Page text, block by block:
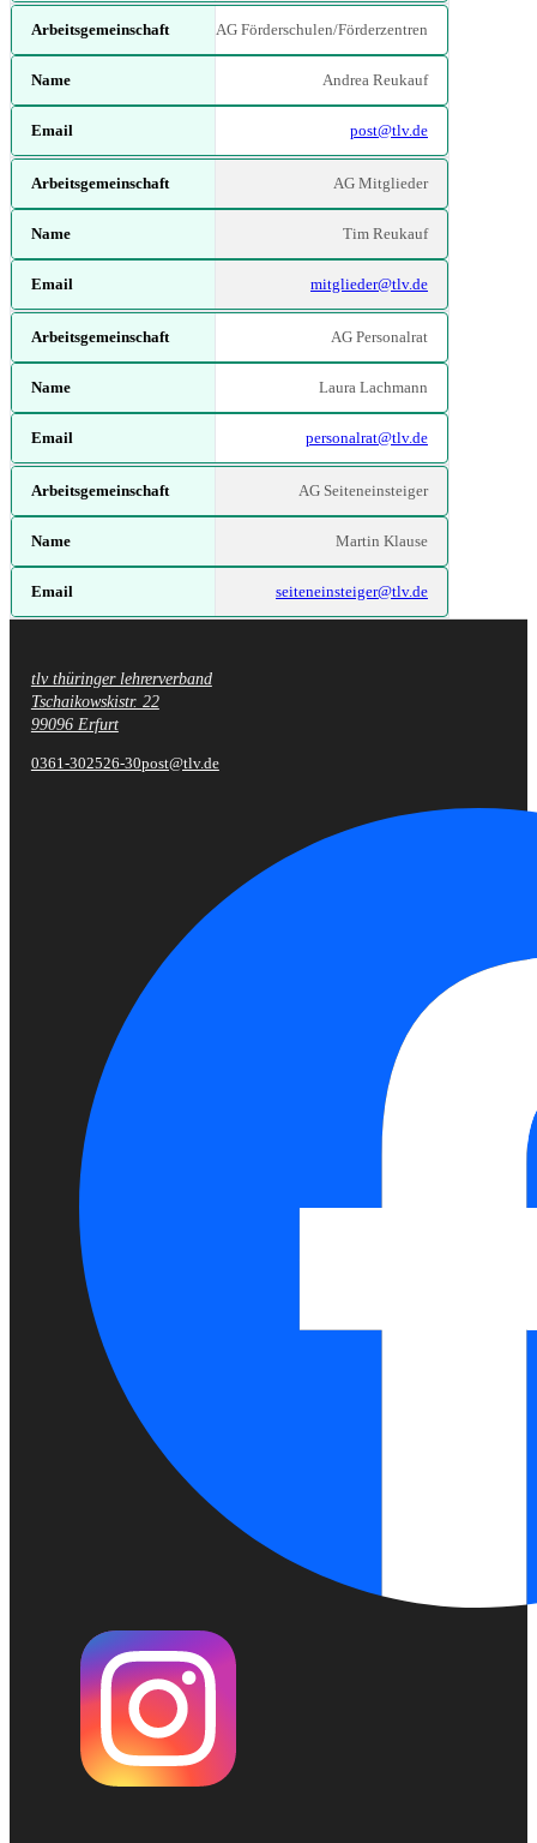
AG Förderschulen/Förderzentren
Andrea Reukauf
post@tlv.de
AG Mitglieder
Tim Reukauf
mitglieder@tlv.de
AG Personalrat
Laura Lachmann
personalrat@tlv.de
AG Seiteneinsteiger
Martin Klause
seiteneinsteiger@tlv.de
Fußzeile
tlv thüringer lehrerverband
Tschaikowskistr. 22
99096 Erfurt
0361-302526-30post@tlv.de